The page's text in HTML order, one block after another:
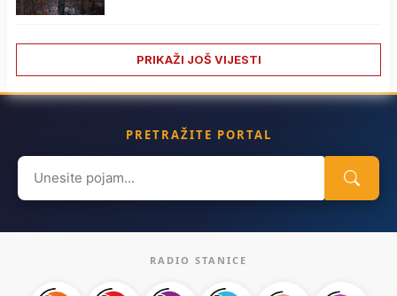
PRIKAŽI JOŠ VIJESTI
PRETRAŽITE PORTAL
Search
for:
RADIO STANICE